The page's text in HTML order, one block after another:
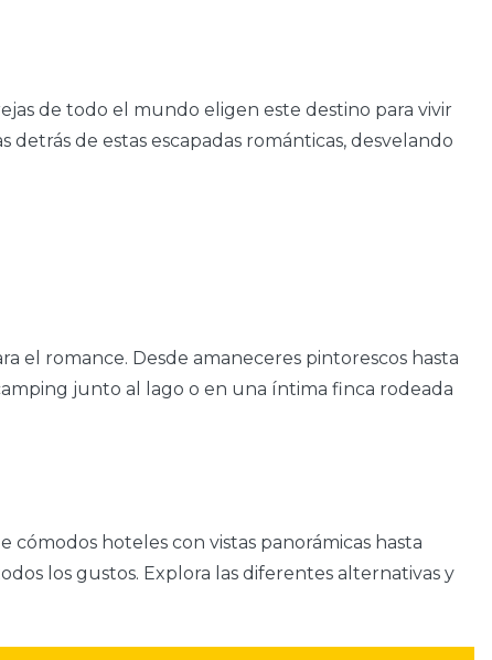
de todo el mundo eligen este destino para vivir
de estas escapadas románticas, desvelando
el romance. Desde amaneceres pintorescos hasta
junto al lago o en una íntima finca rodeada
cómodos hoteles con vistas panorámicas hasta
los gustos. Explora las diferentes alternativas y